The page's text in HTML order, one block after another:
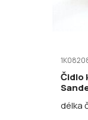
Čidlo
délka